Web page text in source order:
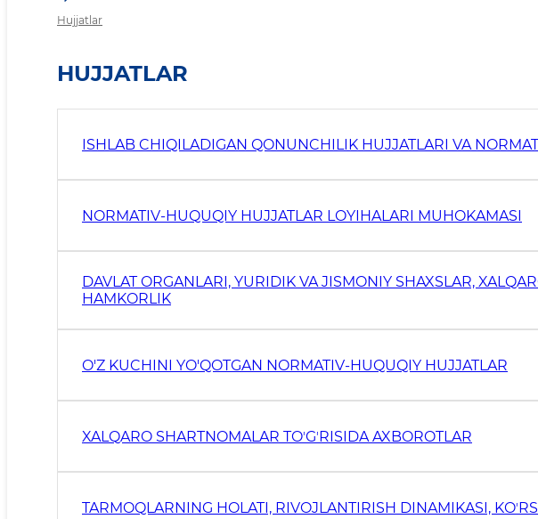
Hujjatlar
HUJJATLAR
ISHLAB CHIQILADIGAN QONUNCHILIK HUJJATLARI VA
NORMATIV-HUQUQIY HUJJATLAR LOYIHALARI MUHOKAMASI
DAVLAT ORGANLARI, YURIDIK VA JISMONIY SHAXSLAR,
HAMKORLIK
O'Z KUCHINI YO'QOTGAN NORMATIV-HUQUQIY HUJJATLAR
XALQARO SHARTNOMALAR TOʼGʼRISIDA AXBOROTLAR
TARMOQLARNING HOLATI, RIVOJLANTIRISH DINAMIKASI,